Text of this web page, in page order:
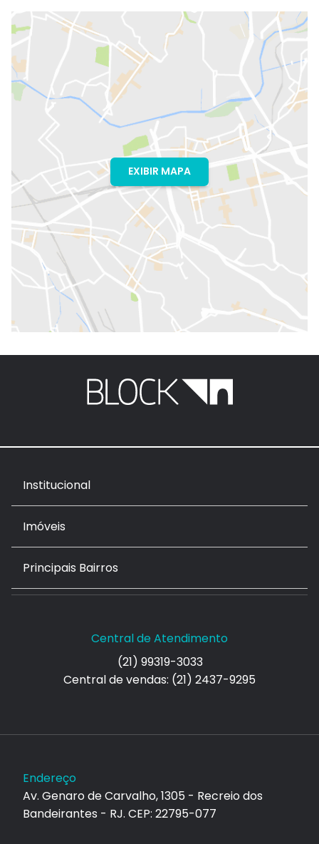
EXIBIR MAPA
Institucional
Imóveis
Principais Bairros
Central de Atendimento
(21) 99319-3033
Central de vendas: (21) 2437-9295
Endereço
Av. Genaro de Carvalho, 1305 - Recreio dos
Bandeirantes - RJ. CEP: 22795-077